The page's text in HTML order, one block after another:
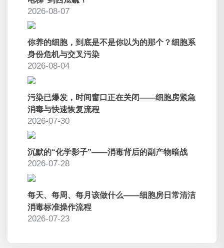
2026-08-07
你养的细胞，到底是不是你以为的那个？细胞系
身份危机与交叉污染
2026-08-04
污染已爆发，时间窗口正在关闭——细胞房紧急
消毒与快速恢复流程
2026-07-30
沉默的“化学影子”——消毒背后的副产物暗战
2026-07-28
每天、每周、每月该做什么——细胞房日常清洁
消毒标准操作流程
2026-07-23